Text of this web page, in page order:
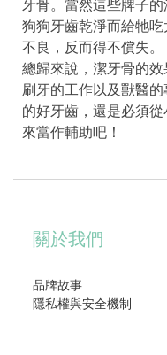
牙骨。當然這些牌子
狗狗牙齒乾淨而給牠
不良，反而得不償失。
總歸來說，潔牙骨的
刷牙的工作以及獸醫
的好牙齒，還是必須
來當作輔助吧！
關於我們
品牌故事
隱私權與安全機制